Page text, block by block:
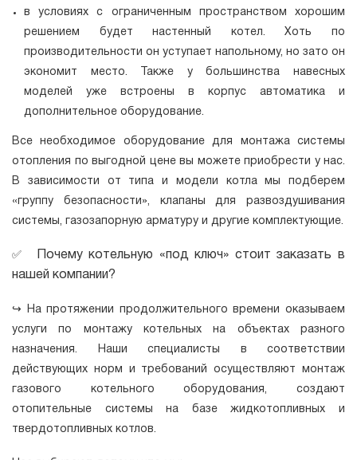
в условиях с ограниченным пространством хорошим
решением будет настенный котел. Хоть по
производительности он уступает напольному, но зато он
экономит место. Также у большинства навесных
моделей уже встроены в корпус автоматика и
дополнительное оборудование.
Все необходимое оборудование для монтажа системы
отопления по выгодной цене вы можете приобрести у нас.
В зависимости от типа и модели котла мы подберем
«группу безопасности», клапаны для развоздушивания
системы, газозапорную арматуру и другие комплектующие.
✅
Почему котельную «под ключ» стоит заказать в
нашей компании?
↪
На протяжении продолжительного времени оказываем
услуги по монтажу котельных на объектах разного
назначения. Наши специалисты в соответствии
действующих норм и требований осуществляют монтаж
газового котельного оборудования, создают
отопительные системы на базе жидкотопливных и
твердотопливных котлов.